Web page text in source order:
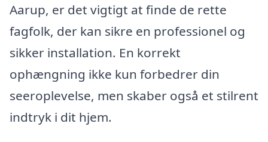
Aarup, er det vigtigt at finde de rette
fagfolk, der kan sikre en professionel og
sikker installation. En korrekt
ophængning ikke kun forbedrer din
seeroplevelse, men skaber også et stilrent
indtryk i dit hjem.